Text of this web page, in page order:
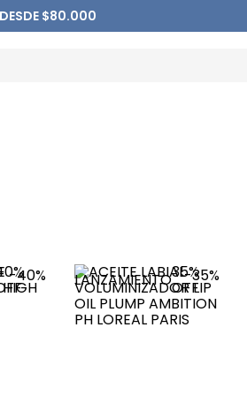
$80.000
-40% -35%
LANZAMIENTO35%
OFF